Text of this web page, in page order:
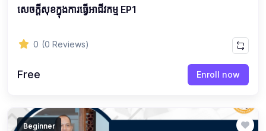
សេចក្ដីសុខក្នុងការធ្វើអាជីវកម្ម EP1
0 (0 Reviews)
Free Enroll now
Beginner